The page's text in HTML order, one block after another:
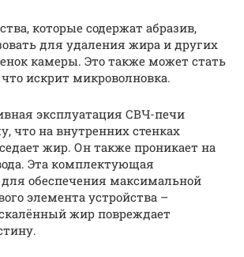
которые содержат абразив,
для удаления жира и других
камеры. Это также может стать
искрит микроволновка.
эксплуатация СВЧ-печи
что на внутренних стенках
жир. Он также проникает на
Эта комплектующая
обеспечения максимальной
элемента устройства –
жир повреждает